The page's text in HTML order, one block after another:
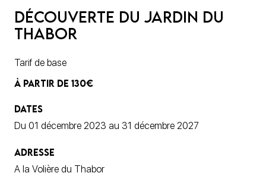
Découverte du jardin du
Thabor
Tarif de base
À PARTIR DE 130€
DATES
Du 01 décembre 2023 au 31 décembre 2027
ADRESSE
A la Volière du Thabor